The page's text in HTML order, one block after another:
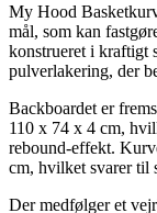
My Hood
mål, som kan
konstrueret i kraftigt
pulverlakering, der
Backboardet er
110 x 74 x 4 cm,
rebound-effekt.
cm, hvilket svarer til
Der medfølger et